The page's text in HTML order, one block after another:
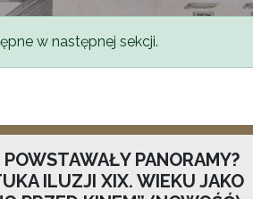
w następnej sekcji.
PANORAMY?
ILUZJI XIX. WIEKU JAKO